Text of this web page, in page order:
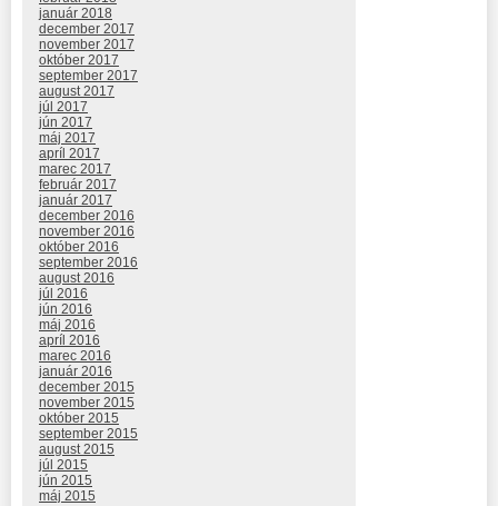
január 2018
december 2017
november 2017
október 2017
september 2017
august 2017
júl 2017
jún 2017
máj 2017
apríl 2017
marec 2017
február 2017
január 2017
december 2016
november 2016
október 2016
september 2016
august 2016
júl 2016
jún 2016
máj 2016
apríl 2016
marec 2016
január 2016
december 2015
november 2015
október 2015
september 2015
august 2015
júl 2015
jún 2015
máj 2015